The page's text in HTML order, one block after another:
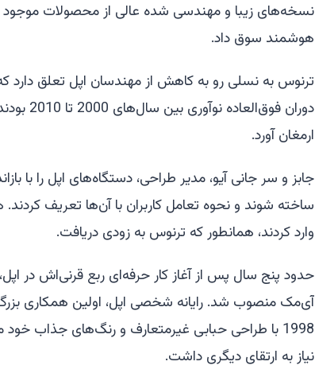
نسخه‌های زیبا و مهندسی شده عالی از محصولات
هوشمند سوق داد.
ترنوس به نسلی رو به کاهش از مهندسان اپل تعلق
دوران
ارمغان آورد.
جابز و سر جانی آیو، مدیر طراحی، دستگاه‌های اپل را با
ساخته شوند و نحوه تعامل کاربران با آن‌ها تعریف کردند.
وارد کردند، همانطور که ترنوس به زودی دریافت.
حدود پنج سال پس از آغاز کار حرفه‌ای ربع قرنی‌اش در
آی‌مک منصوب شد. رایانه شخصی اپل، اولین همکاری
1998 با طراحی حبابی غیرمتعارف و رنگ‌های جذاب
نیاز به ارتقای دیگری داشت.